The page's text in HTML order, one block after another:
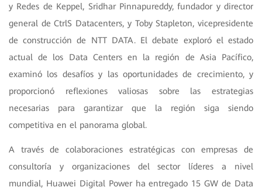
y Redes de Keppel, Sridhar Pinnapureddy, fundador y director
general de CtrlS Datacenters, y Toby Stapleton, vicepresidente
de construcción de NTT DATA. El debate exploró el estado
actual de los Data Centers en la región de Asia Pacífico,
examinó los desafíos y las oportunidades de crecimiento, y
proporcionó reflexiones valiosas sobre las estrategias
necesarias para garantizar que la región siga siendo
competitiva en el panorama global.
A través de colaboraciones estratégicas con empresas de
consultoría y organizaciones del sector líderes a nivel
mundial, Huawei Digital Power ha entregado 15 GW de Data